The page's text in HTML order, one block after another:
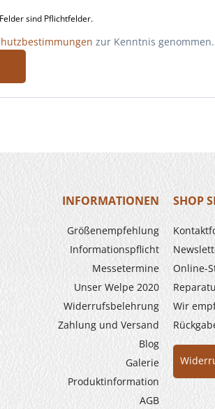
sind Pflichtfelder.
zur Kenntnis genommen.
INFORMATIONEN
Größenempfehlung
Informationspflicht
Messetermine
Unser Welpe 2020
Widerrufs­belehrung
Zahlung und Versand
Blog
Galerie
Produkt­information
AGB
SHOP
Online-
Wir